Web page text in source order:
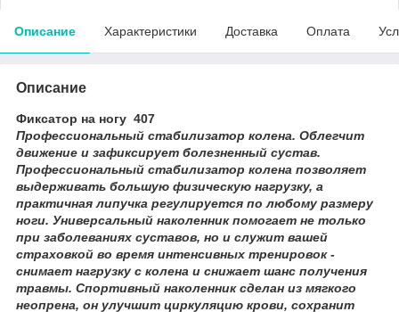
Описание Характеристики Доставка Оплата
Описание
Фиксатор на ногу 407
Профессиональный стабилизатор колена. Облегчит
движение и зафиксирует болезненный сустав.
Профессиональный стабилизатор колена позволяет
выдерживать большую физическую нагрузку, а
практичная липучка регулируется по любому размеру
ноги. Универсальный наколенник помогает не только
при заболеваниях суставов, но и служит вашей
страховкой во время интенсивных тренировок -
снимает нагрузку с колена и снижает шанс получения
травмы. Спортивный наколенник сделан из мягкого
неопрена, он улучшит циркуляцию крови, сохранит